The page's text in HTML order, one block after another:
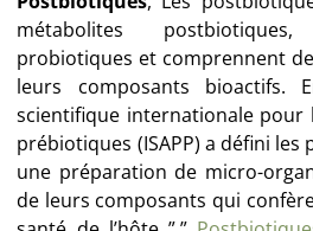
métabolites
probiotiques et comprennent
leurs composants bioactifs.
scientifique internationale pour
prébiotiques (ISAPP) a défini
une préparation de micro-
de leurs composants qui